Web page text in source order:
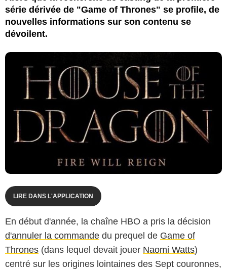
série dérivée de "Game of Thrones" se profile, de
nouvelles informations sur son contenu se
dévoilent.
LIRE DANS L'APPLICATION
En début d'année, la chaîne HBO a pris la décision
d'annuler la commande du prequel de Game of
Thrones (dans lequel devait jouer Naomi Watts)
centré sur les origines lointaines des Sept couronnes,